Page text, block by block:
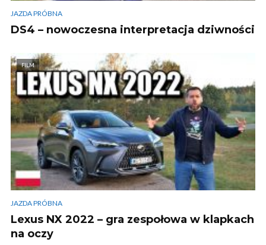
JAZDA PRÓBNA
DS4 – nowoczesna interpretacja dziwności
FILM
JAZDA PRÓBNA
Lexus NX 2022 – gra zespołowa w klapkach
na oczy